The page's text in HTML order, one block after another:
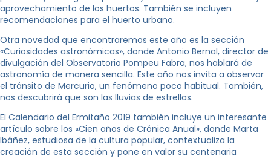
aprovechamiento de los huertos. También se incluyen
recomendaciones para el huerto urbano.
Otra novedad que encontraremos este año es la sección
«Curiosidades astronómicas», donde Antonio Bernal, director de
divulgación del Observatorio Pompeu Fabra, nos hablará de
astronomía de manera sencilla. Este año nos invita a observar
el tránsito de Mercurio, un fenómeno poco habitual. También,
nos descubrirá que son las lluvias de estrellas.
El Calendario del Ermitaño 2019 también incluye un interesante
artículo sobre los «Cien años de Crónica Anual», donde Marta
Ibáñez, estudiosa de la cultura popular, contextualiza la
creación de esta sección y pone en valor su centenaria